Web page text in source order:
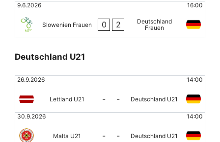
9.6.2026 16:00
Slowenien Frauen 0 2
Deutschland
Frauen
Deutschland U21
26.9.2026 14:00
Lettland U21 - - Deutschland U21
30.9.2026 14:00
Malta U21 - - Deutschland U21